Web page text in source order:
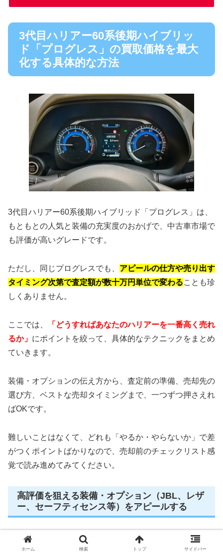
3代目ハリアー60系後期ハイブリッ
ド「プログレス」の買取価格を最大
化する具体的な方法
3代目ハリアー60系後期ハイブリッド「プログレス」は、
もともとの人気と装備の充実度のおかげで、中古車市場で
も評価が高いグレードです。
ただし、同じプログレスでも、 アピールの仕方や売り出す
タイミング次第で査定額が数十万円単位で変わることも珍
しくありません。
ここでは、
「どうすればあなたのハリアーを一番高く売れ
るか」 にポイントを絞って、具体的なテクニックをまとめ
ていきます。
装備・オプションの伝え方から、査定前の準備、売却先の
選び方、ベストな売却タイミングまで、一つずつ押さえれ
ばOKです。
難しいことはなくて、どれも「やるか・やらないか」で差
がつくポイントばかりなので、売却前のチェックリスト感
覚で読み進めてみてください。
高評価を狙える装備・オプション（JBL、レザ
ー、セーフティセンス等）をアピールする
ハリアー60系後期ハイブリッド・プログレスは、もとも
と装備が豊富ですが、「何が付いているか」を自分からハ
ホーム 検索 トップ サイドバー